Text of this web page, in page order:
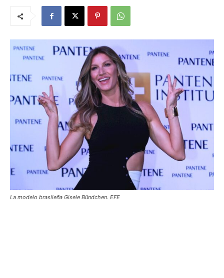
La modelo brasileña Gisele Bündchen. EFE